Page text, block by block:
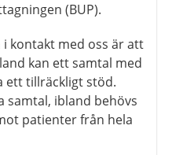
(BUP).
kontakt med oss är att
kan ett samtal med
ett tillräckligt stöd.
samtal, ibland behövs
patienter från hela